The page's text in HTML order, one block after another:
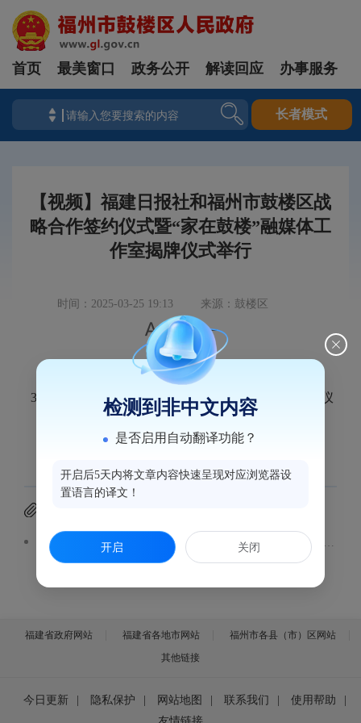
首页 最美窗口 政务公开 解读回应 办事服务
长者模式
【视频】福建日报社和福州市鼓楼区战
略合作签约仪式暨“家在鼓楼”融媒体工
作室揭牌仪式举行
时间：2025-03-25 19:13 来源：鼓楼区
 
3月25日，福建日报社和福州市鼓楼区战略合作签约仪
福建日报社和福州市鼓楼区战略合作签约仪式暨“家在鼓楼”融媒体工作室揭牌仪式举行
福建省政府网站 福建省各地市网站
福州市各县（市）区网站
其他链接
今日更新 隐私保护 网站地图 联系我们 使用帮助
检测到非中文内容
是否启用自动翻译功能？
开启后5天内将文章内容快速呈现对应浏览器设
置语言的译文！
开启 关闭